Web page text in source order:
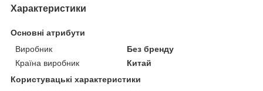
Характеристики
Основні атрибути
Виробник
Без бренду
Країна виробник
Китай
Користувацькі характеристики